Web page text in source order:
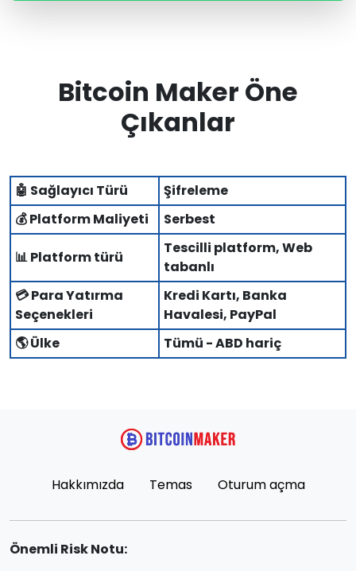
Bitcoin Maker Öne
Çıkanlar
🤖 Sağlayıcı Türü
Şifreleme
💰 Platform Maliyeti
Serbest
📊 Platform türü
Tescilli platform, Web
tabanlı
💳 Para Yatırma
Seçenekleri
Kredi Kartı, Banka
Havalesi, PayPal
🌎 Ülke
Tümü - ABD hariç
Hakkımızda Temas Oturum açma
Önemli Risk Notu: